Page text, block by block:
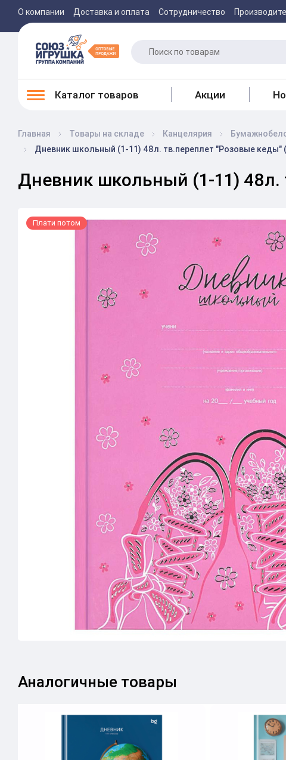
О компании Доставка и оплата Сотрудничество
Каталог товаров Акции
Главная Товары на складе Канцелярия
Дневник школьный (1-11) 48л. тв.переплет "Розовые кеды"
Дневник школьный (1-11)
Плати потом
Аналогичные товары